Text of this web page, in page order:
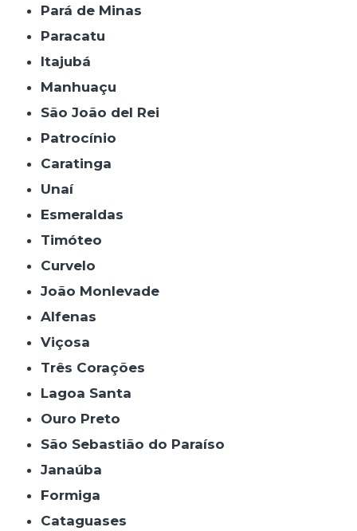
Pará de Minas
Paracatu
Itajubá
Manhuaçu
São João del Rei
Patrocínio
Caratinga
Unaí
Esmeraldas
Timóteo
Curvelo
João Monlevade
Alfenas
Viçosa
Três Corações
Lagoa Santa
Ouro Preto
São Sebastião do Paraíso
Janaúba
Formiga
Cataguases